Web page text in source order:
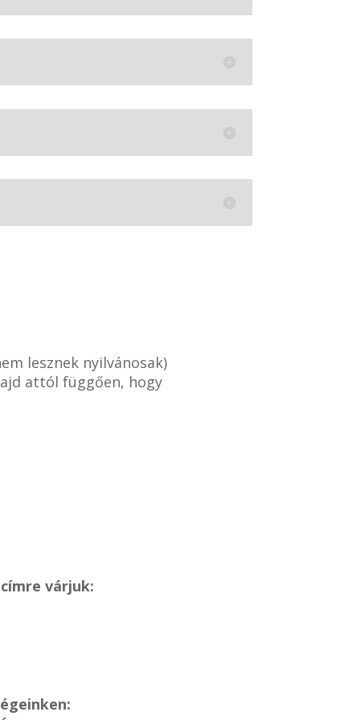
lesznek nyilvánosak)
attól függően, hogy
várjuk: